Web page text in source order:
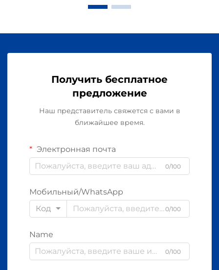
Получить бесплатное
предложение
Наш представитель свяжется с вами в
ближайшее время.
Электронная почта
0/100
Мобильный/WhatsApp
Код
0/100
Name
0/100